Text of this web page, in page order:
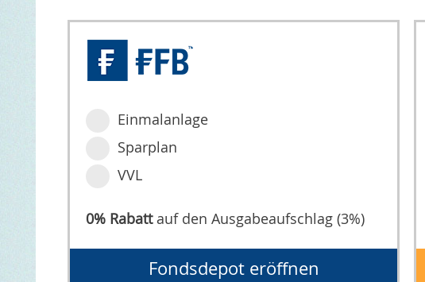
Einmalanlage
Sparplan
VVL
0% Rabattauf den Ausgabeaufschlag (3%)
Fondsdepot eröffnen